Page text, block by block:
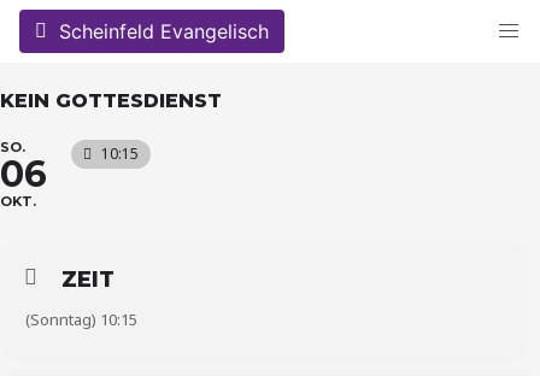
Skip
Scheinfeld Evangelisch
KEIN GOTTESDIENST
SO.
06
OKT.
10:15
ZEIT
(Sonntag) 10:15